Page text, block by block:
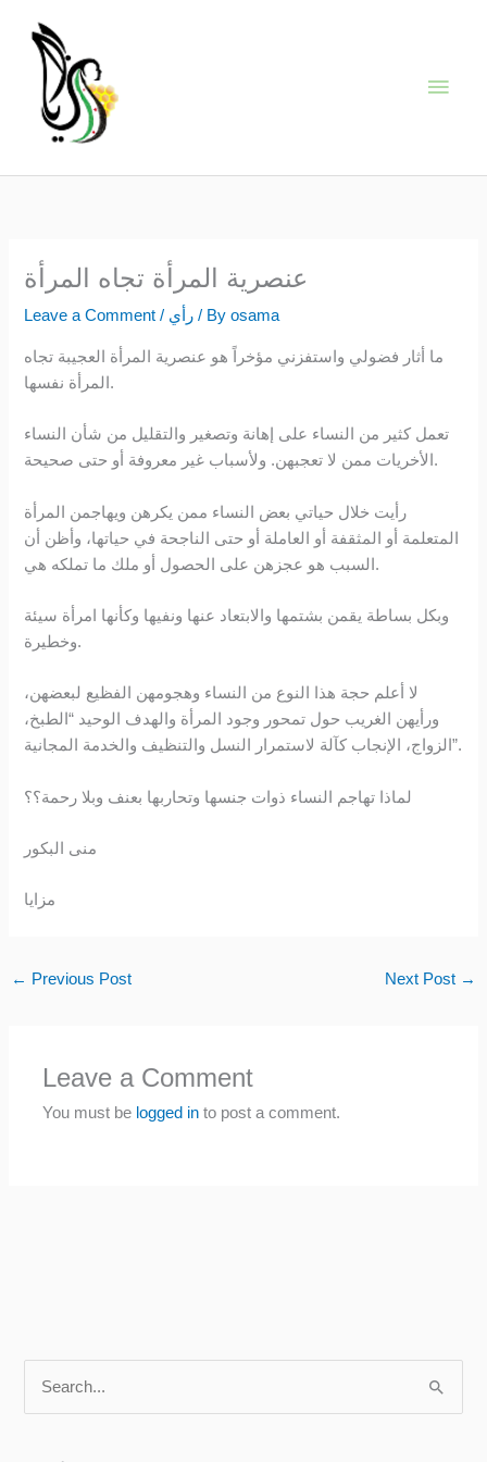
content
عنصرية المرأة تجاه المرأة
Leave a Comment / رأي / Byosama
ما أثار فضولي واستفزني مؤخراً هو عنصرية المرأة العجيبة تجاه
المرأة نفسها.
تعمل كثير من النساء على إهانة وتصغير والتقليل من شأن النساء
الأخريات ممن لا تعجبهن. ولأسباب غير معروفة أو حتى صحيحة.
رأيت خلال حياتي بعض النساء ممن يكرهن ويهاجمن المرأة
المتعلمة أو المثقفة أو العاملة أو حتى الناجحة في حياتها، وأظن أن
السبب هو عجزهن على الحصول أو ملك ما تملكه هي.
وبكل بساطة يقمن بشتمها والابتعاد عنها ونفيها وكأنها امرأة سيئة
وخطيرة.
لا أعلم حجة هذا النوع من النساء وهجومهن الفظيع لبعضهن،
ورأيهن الغريب حول تمحور وجود المرأة والهدف الوحيد “الطبخ،
الزواج، الإنجاب كآلة لاستمرار النسل والتنظيف والخدمة المجانية”.
لماذا تهاجم النساء ذوات جنسها وتحاربها بعنف وبلا رحمة؟؟
منى البكور
مزايا
← Previous Post Next Post →
Leave a Comment
You must be logged in to post a comment.